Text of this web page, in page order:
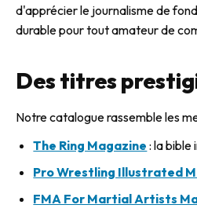
d'apprécier le journalisme de
durable pour tout amateur de
Des titres
Notre catalogue rassemble les
The Ring Magazine : la bible
Pro Wrestling Illustrated
FMA For Martial Artists